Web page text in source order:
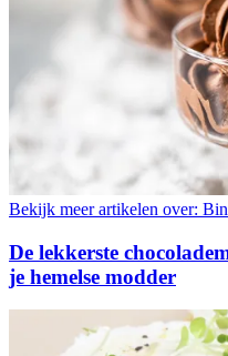
Bekijk meer artikelen over:
De lekkerste
je hemelse modder